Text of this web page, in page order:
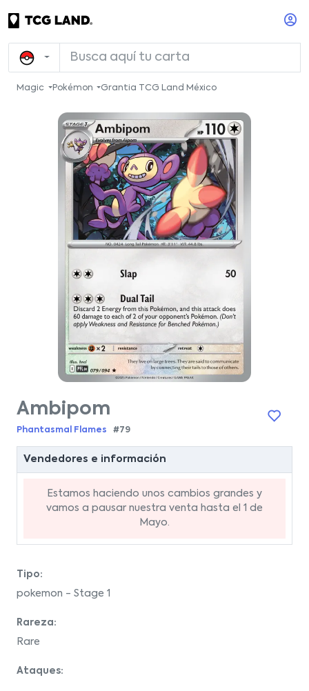
Magic Pokémon Grantia TCG Land México
Ambipom
Phantasmal Flames #79
Vendedores e información
Estamos haciendo unos cambios grandes y
vamos a pausar nuestra venta hasta el 1 de
Mayo.
Tipo:
pokemon - Stage 1
Rareza:
Rare
Ataques: